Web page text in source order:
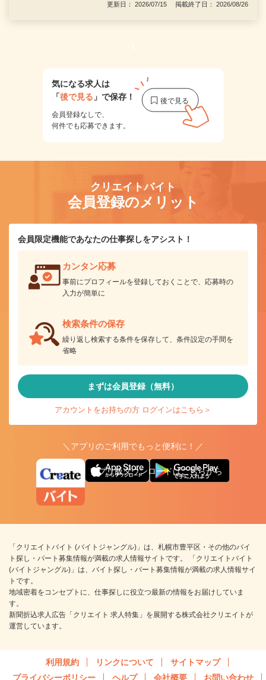
更新日： 2026/07/15 掲載終了日： 2026/08/26
1
気になる求人は
「後で見る 」で保存！
会員登録なしで、
何件でも応募できます。
クリエイトバイト
会員登録のメリット
会員限定機能であなたの仕事探しをアシスト！
カンタン応募
事前にプロフィールを登録しておくことで、応募時の
入力が簡単に
検索条件の保存
繰り返し検索する条件を保存して、条件設定の手間を
省略
まずは会員登録（無料）
アカウントをお持ちの方 ログインはこちら＞
＼アプリのご利用でもっと便利に！／
アプリ版ダウンロードはこちらから
「クリエイトバイト (バイトジャングル)」は、札幌市豊平区・その他のバイ
ト探し・パート募集情報が満載の求人情報サイトです。 「クリエイトバイト
(バイトジャングル)」は、バイト探し・パート募集情報が満載の求人情報サイ
トです。
地域密着をコンセプトに、仕事探しに役立つ最新の情報をお届けしていま
す。
新聞折込求人広告「クリエイト 求人特集」を展開する株式会社クリエイトが
運営しています。
利用規約 リンクについて
サイトマップ
プライバシーポリシー
ヘルプ 会社概要 お問い合わせ